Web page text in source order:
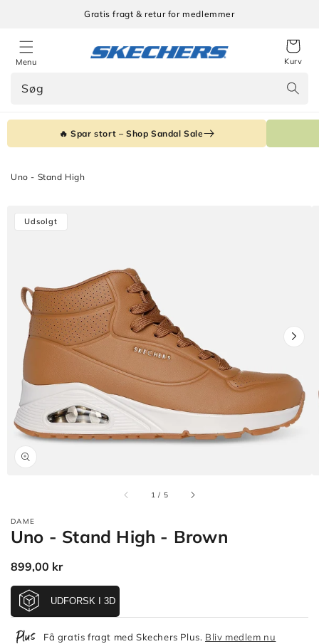
Gratis fragt & retur for medlemmer
Menu
Søg
Kurv
🔥 Spar stort – Shop Sandal Sale
Uno - Stand High
Udsolgt
Åbn
mediet
gallerivisning
1 / af
5
DAME
Uno - Stand High - Brown
Normalpris
899,00 kr
Få gratis fragt med Skechers Plus. Bliv medlem nu